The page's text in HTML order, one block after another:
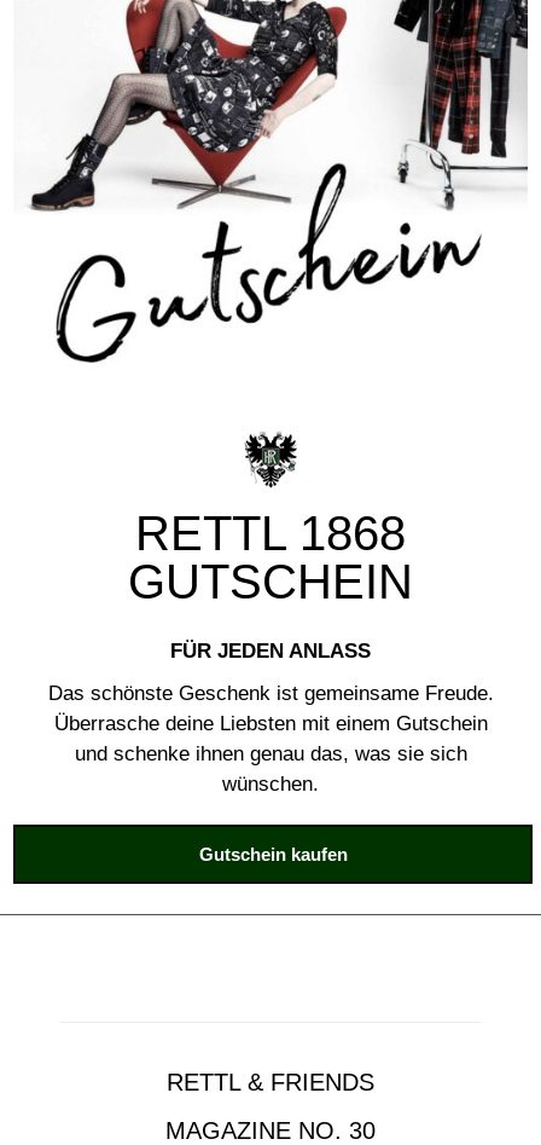
RETTL 1868
GUTSCHEIN
FÜR JEDEN ANLASS
Das schönste Geschenk ist gemeinsame Freude.
Überrasche deine Liebsten mit einem Gutschein
und schenke ihnen genau das, was sie sich
wünschen.
Gutschein kaufen
RETTL & FRIENDS
MAGAZINE NO. 30